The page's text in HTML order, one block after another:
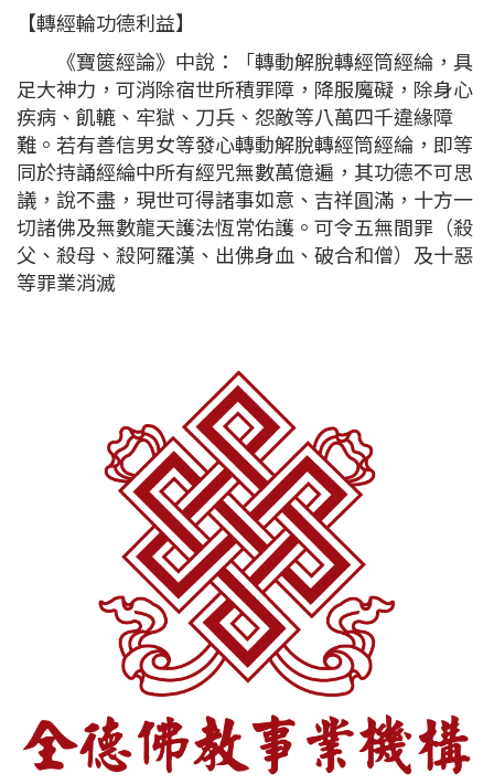
【轉經輪功德利益】
《寶篋經論》中說：「轉動解脫轉經筒經綸，具
足大神力，可消除宿世所積罪障，降服魔礙，除身心
疾病、飢轆、牢獄、刀兵、怨敵等八萬四千違緣障
難。若有善信男女等發心轉動解脫轉經筒經綸，即等
同於持誦經綸中所有經咒無數萬億遍，其功德不可思
議，說不盡，現世可得諸事如意、吉祥圓滿，十方一
切諸佛及無數龍天護法恆常佑護。可令五無間罪（殺
父、殺母、殺阿羅漢、出佛身血、破合和僧）及十惡
等罪業消滅